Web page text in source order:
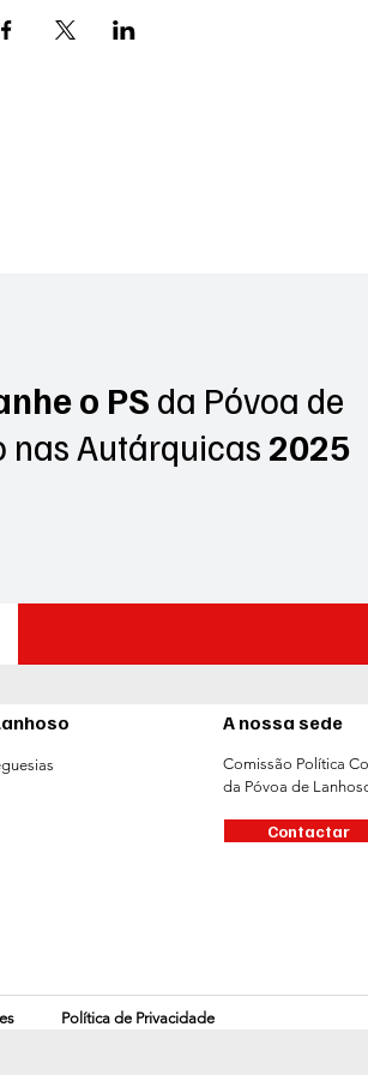
o PS da Póvoa de
nas Autárquicas 2025
A nossa sede
Comissão Política
da Póvoa de
Contactar
Política de Privacidade